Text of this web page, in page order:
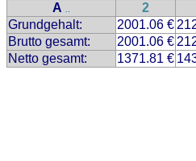
A .. 2
Grundgehalt:
2001.06 €
Brutto gesamt:
2001.06 €
Netto gesamt:
1371.81 €